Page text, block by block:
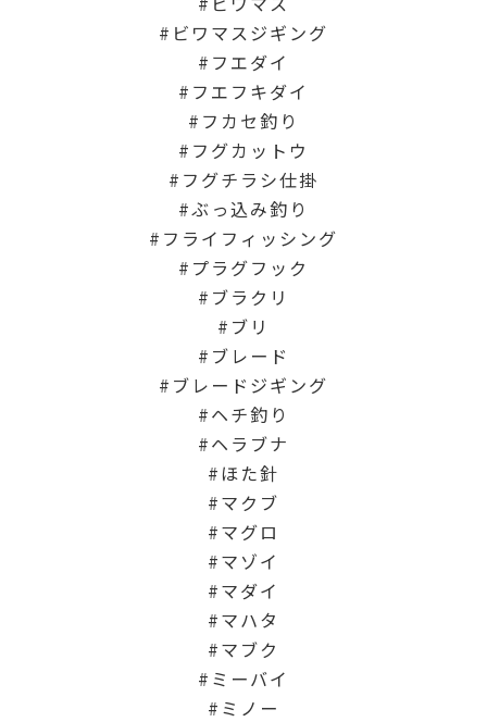
ビワマスジギング
フエダイ
フエフキダイ
フカセ釣り
フグカットウ
フグチラシ仕掛
ぶっ込み釣り
フライフィッシング
プラグフック
ブラクリ
ブリ
ブレード
ブレードジギング
ヘチ釣り
ヘラブナ
ほた針
マクブ
マグロ
マゾイ
マダイ
マハタ
マブク
ミーバイ
ミノー